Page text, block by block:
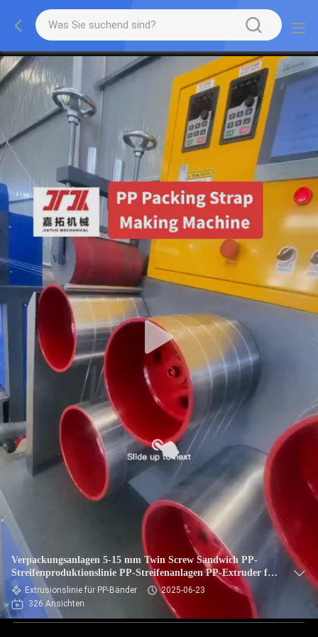
Verpackungsanlagen 5-15 mm Twin Screw Sandwich PP-
Streifenproduktionslinie PP-Streifenanlagen PP-Extruder für
PLC-Steuerungssystem
Extrusionslinie für PP-Bänder
2025-06-23
326 Ansichten